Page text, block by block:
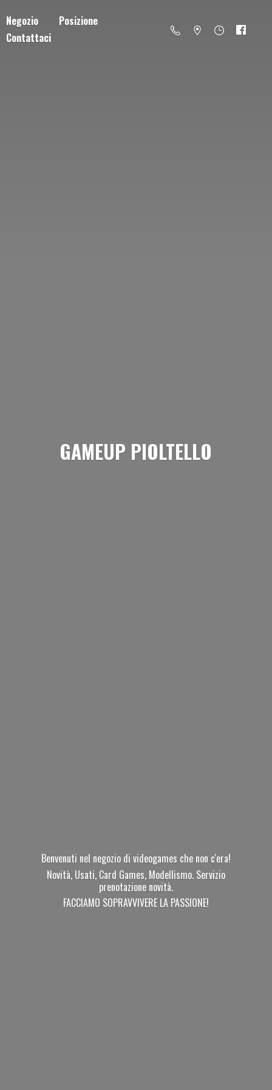
Negozio
Posizione
Contattaci
GAMEUP PIOLTELLO
Benvenuti nel negozio di videogames che non c'era!
Novità, Usati, Card Games, Modellismo. Servizio
prenotazione novità.
FACCIAMO SOPRAVVIVERE LA PASSIONE!